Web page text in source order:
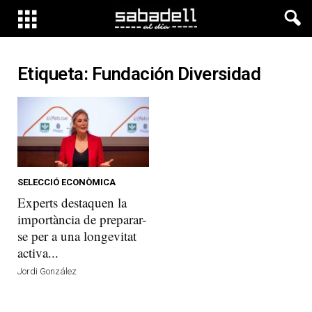
Etiqueta: Fundación Diversidad
SELECCIÓ ECONÒMICA
Experts destaquen la
importància de preparar-
se per a una longevitat
activa...
Jordi González